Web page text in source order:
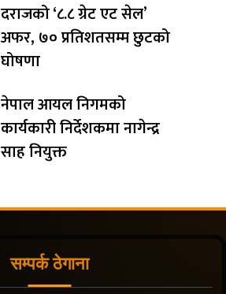
दराजको ‘८.८ ग्रेट एट सेल’
अफर, ७० प्रतिशतसम्म छुटको
घोषणा
नेपाल आयल निगमको
कार्यकारी निर्देशकमा नागेन्द्र
साह नियुक्त
सम्पर्क ठेगाना